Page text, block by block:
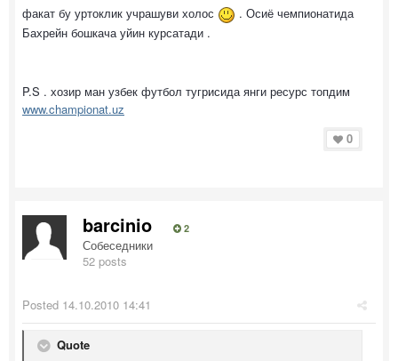
факат бу уртоклик учрашуви холос
. Осиё чемпионатида
Бахрейн бошкача уйин курсатади .
P.S . хозир ман узбек футбол тугрисида янги ресурс топдим
www.championat.uz
0
barcinio 2
Собеседники
52 posts
Posted 14.10.2010 14:41
Quote